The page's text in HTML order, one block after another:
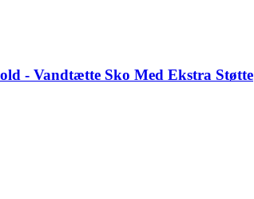
- Vandtætte Sko Med Ekstra Støtte